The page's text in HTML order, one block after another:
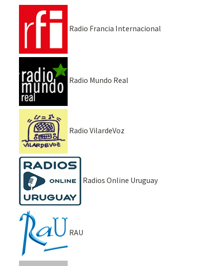
Radio Francia Internacional
Radio Mundo Real
Radio VilardeVoz
Radios Online Uruguay
RAU